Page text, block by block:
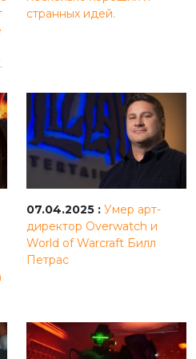
странных идей.
07.04.2025 : Умер арт-
директор Overwatch и
World of Warcraft Билл
Петрас